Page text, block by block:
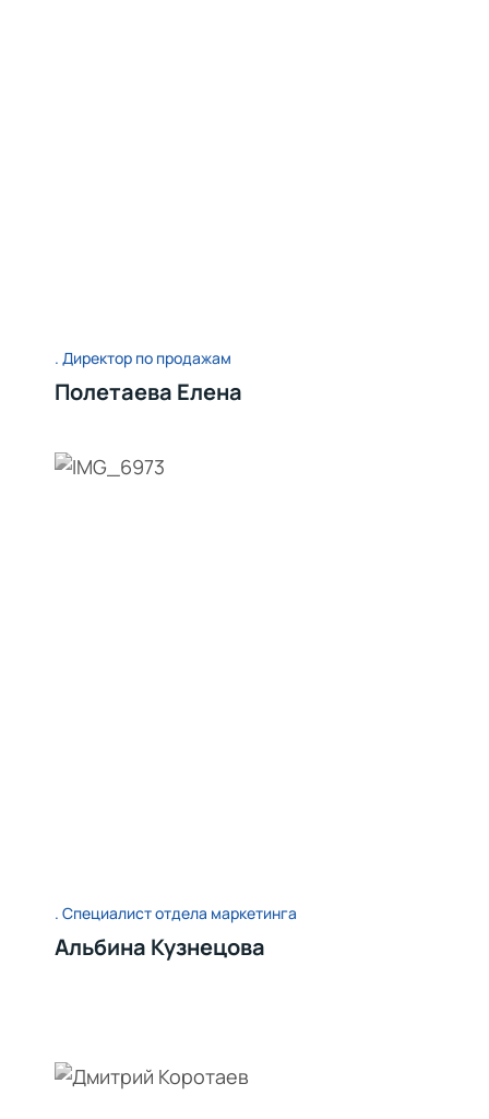
Директор по продажам
Полетаева Елена
Специалист отдела маркетинга
Альбина Кузнецова